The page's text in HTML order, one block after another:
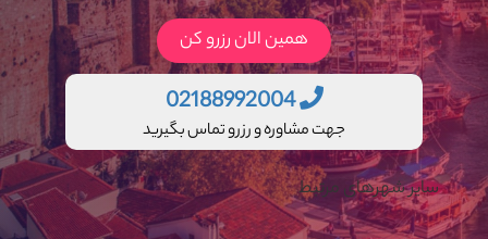
همین الان رزرو کن
02188992004
جهت مشاوره و رزرو تماس بگیرید
سایر شهرهای مرتبط